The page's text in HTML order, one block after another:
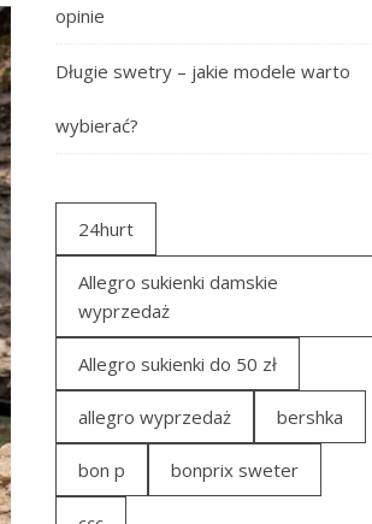
opinie
Długie swetry – jakie modele warto
wybierać?
24hurt
Allegro sukienki damskie
wyprzedaż
Allegro sukienki do 50 zł
allegro wyprzedaż bershka
bon p bonprix sweter